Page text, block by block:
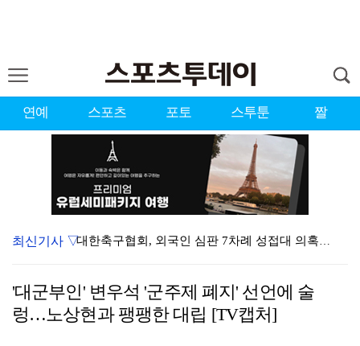
연예 스포츠 포토 스투툰 짤
대한축구협회, 외국인 심판 7차례 성접대 의혹…이 기간…
최신기사 ▽
'대군부인' 변우석 '군주제 폐지' 선언에 술
렁…노상현과 팽팽한 대립 [TV캡처]